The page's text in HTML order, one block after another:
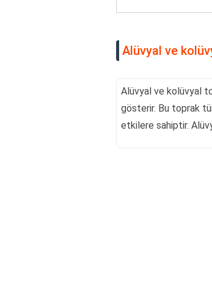
Alüvyal ve
Alüvyal ve kolüvyal
gösterir. Bu toprak
etkilere sahiptir.